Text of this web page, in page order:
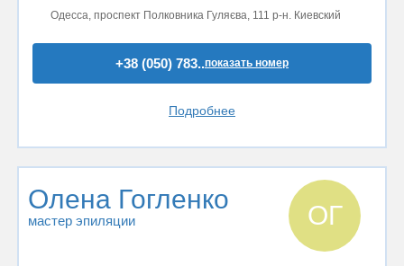
Одесса, проспект Полковника Гуляєва, 111 р-н. Киевский
+38 (050) 783..показать номер
Подробнее
Олена Гогленко
мастер эпиляции ОГ